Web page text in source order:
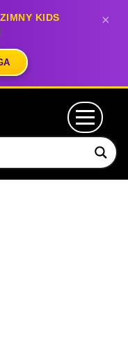
ZIMNY KIDS ×